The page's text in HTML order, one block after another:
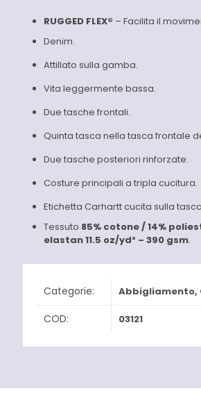
RUGGED FLEX® – Facilita il
Denim.
Attillato sulla gamba.
Vita leggermente bassa.
Due tasche frontali.
Quinta tasca nella tasca frontale
Due tasche posteriori rinforzate.
Costure principali a tripla cucitura.
Etichetta Carhartt cucita sulla
Tessuto 85% cotone / 14%
elastan11.5 oz/yd² – 390 gsm.
Categorie: Abbigliamento,
COD: 03121